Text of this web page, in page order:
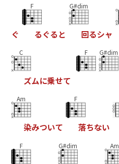
ぐ
F
るぐる と
G#dim
回るシャ
C
ズムに乗せて
F G#dim
Am
染みついて
F
落ちない
F G#dim Am